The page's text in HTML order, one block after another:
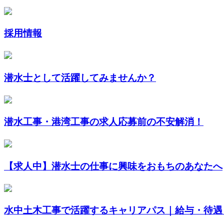
採用情報
潜水士として活躍してみませんか？
潜水工事・港湾工事の求人応募前の不安解消！
【求人中】潜水士の仕事に興味をおもちのあなたへ
水中土木工事で活躍するキャリアパス｜給与・待